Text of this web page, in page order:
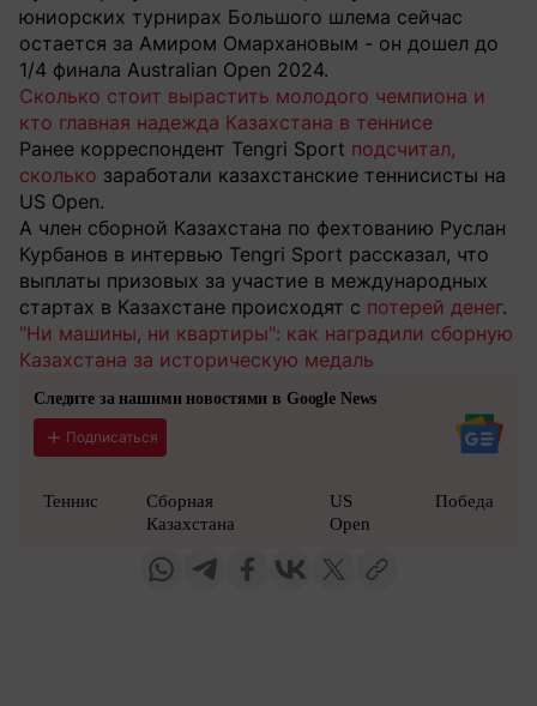
юниорских турнирах Большого шлема сейчас
остается за Амиром Омархановым - он дошел до
1/4 финала Australian Open 2024.
Сколько стоит вырастить молодого чемпиона и
кто главная надежда Казахстана в теннисе
Ранее корреспондент Tengri Sport подсчитал,
сколько заработали казахстанские теннисисты на
US Open.
А член сборной Казахстана по фехтованию Руслан
Курбанов в интервью Tengri Sport рассказал, что
выплаты призовых за участие в международных
стартах в Казахстане происходят с потерей денег.
"Ни машины, ни квартиры": как наградили сборную
Казахстана за историческую медаль
Следите за нашими новостями в Google News
Подписаться
Теннис
Сборная
Казахстана
US
Open
Победа